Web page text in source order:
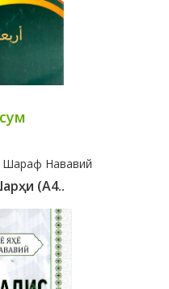
Шараф Нававий
(А4..